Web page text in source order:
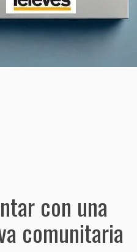
con una
comunitaria